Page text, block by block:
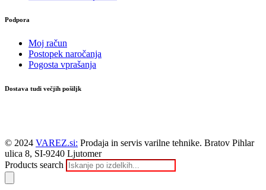
Podpora
Moj račun
Postopek naročanja
Pogosta vprašanja
Dostava tudi večjih pošiljk
© 2024 VAREZ.si: Prodaja in servis varilne tehnike. Bratov Pihlar
ulica 8, SI-9240 Ljutomer
Products search